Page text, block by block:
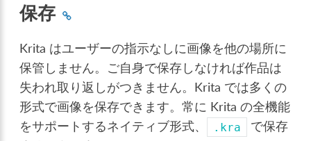
保存
Krita はユーザーの指示なしに画像を他の場所に
保管しません。ご自身で保存しなければ作品は
失われ取り返しがつきません。Krita では多くの
形式で画像を保存できます。常に Krita の全機能
をサポートするネイティブ形式、
.kra
で保存